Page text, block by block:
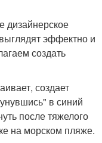
дизайнерское
эффектно и
создать
создает
в синий
после тяжелого
на морском пляже.